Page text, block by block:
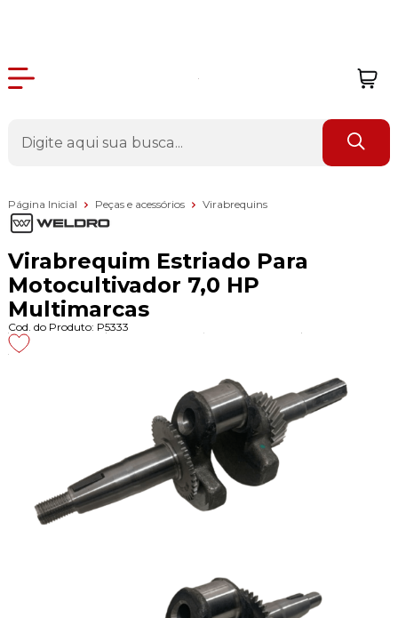
Página Inicial Peças e acessórios Virabrequins
Virabrequim Estriado Para
Motocultivador 7,0 HP
Multimarcas
Cod. do Produto: P5333